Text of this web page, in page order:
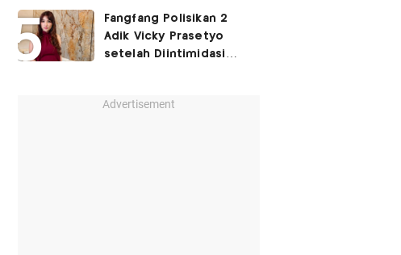
Lain
Fangfang Polisikan 2
Adik Vicky Prasetyo
setelah Diintimidasi
Advertisement